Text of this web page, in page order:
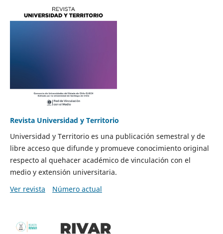
Revista Universidad y Territorio
Universidad y Territorio es una publicación semestral y de
libre acceso que difunde y promueve conocimiento original
respecto al quehacer académico de vinculación con el
medio y extensión universitaria.
Ver revista
Número actual